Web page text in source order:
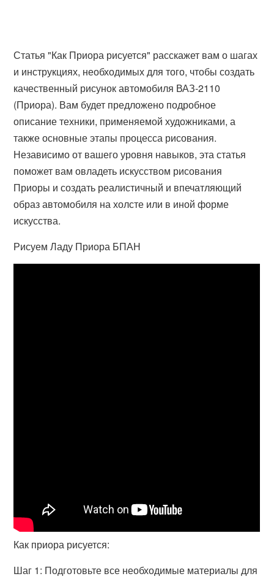
Статья "Как Приора рисуется" расскажет вам о шагах
и инструкциях, необходимых для того, чтобы создать
качественный рисунок автомобиля ВАЗ-2110
(Приора). Вам будет предложено подробное
описание техники, применяемой художниками, а
также основные этапы процесса рисования.
Независимо от вашего уровня навыков, эта статья
поможет вам овладеть искусством рисования
Приоры и создать реалистичный и впечатляющий
образ автомобиля на холсте или в иной форме
искусства.
Рисуем Ладу Приора БПАН
Как приора рисуется:
Шаг 1: Подготовьте все необходимые материалы для